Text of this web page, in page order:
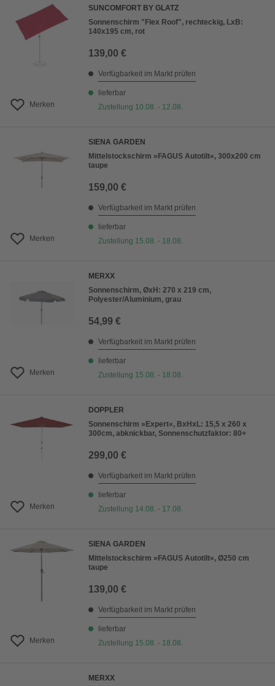
Merken
SUNCOMFORT BY GLATZ
Sonnenschirm "Flex Roof", rechteckig, LxB:
140x195 cm, rot
139,00 €
Verfügbarkeit im Markt prüfen
lieferbar
Zustellung 10.08. - 12.08.
Merken
SIENA GARDEN
Mittelstockschirm »FAGUS Autotilt«, 300x200 cm
taupe
159,00 €
Verfügbarkeit im Markt prüfen
lieferbar
Zustellung 15.08. - 18.08.
Merken
MERXX
Sonnenschirm, ØxH: 270 x 219 cm,
Polyester/Aluminium, grau
54,99 €
Verfügbarkeit im Markt prüfen
lieferbar
Zustellung 15.08. - 18.08.
Merken
DOPPLER
Sonnenschirm »Expert«, BxHxL: 15,5 x 260 x
300cm, abknickbar, Sonnenschutzfaktor: 80+
299,00 €
Verfügbarkeit im Markt prüfen
lieferbar
Zustellung 14.08. - 17.08.
Merken
SIENA GARDEN
Mittelstockschirm »FAGUS Autotilt«, Ø250 cm
taupe
139,00 €
Verfügbarkeit im Markt prüfen
lieferbar
Zustellung 15.08. - 18.08.
MERXX